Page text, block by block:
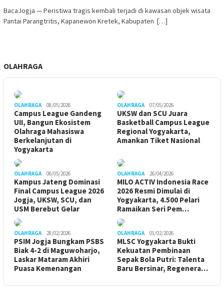
BacaJogja — Peristiwa tragis kembali terjadi di kawasan objek wisata
Pantai Parangtritis, Kapanewon Kretek, Kabupaten […]
OLAHRAGA
OLAHRAGA 08/05/2026
Campus League Gandeng
UII, Bangun Ekosistem
Olahraga Mahasiswa
Berkelanjutan di
Yogyakarta
OLAHRAGA 07/05/2026
UKSW dan SCU Juara
Basketball Campus League
Regional Yogyakarta,
Amankan Tiket Nasional
OLAHRAGA 06/05/2026
Kampus Jateng Dominasi
Final Campus League 2026
Jogja, UKSW, SCU, dan
USM Berebut Gelar
OLAHRAGA 26/04/2026
MILO ACTIV Indonesia Race
2026 Resmi Dimulai di
Yogyakarta, 4.500 Pelari
Ramaikan Seri Pem…
OLAHRAGA 28/02/2026
PSIM Jogja Bungkam PSBS
Biak 4-2 di Maguwoharjo,
Laskar Mataram Akhiri
Puasa Kemenangan
OLAHRAGA 01/02/2026
MLSC Yogyakarta Bukti
Kekuatan Pembinaan
Sepak Bola Putri: Talenta
Baru Bersinar, Regenera…